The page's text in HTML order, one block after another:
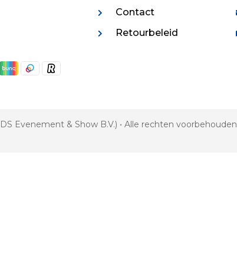
Contact
Retourbeleid
Evenement & Show B.V.) • Alle rechten voorbehouden